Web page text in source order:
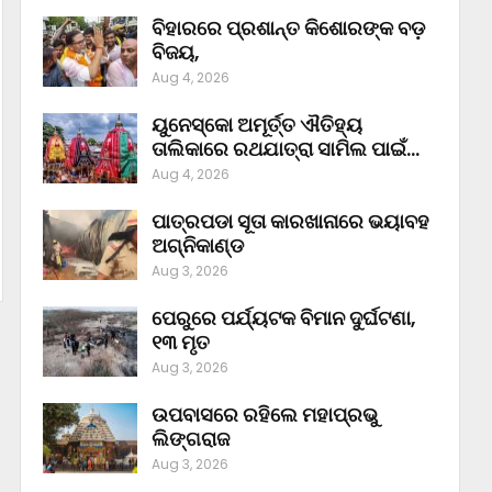
ବିହାରରେ ପ୍ରଶାନ୍ତ କିଶୋରଙ୍କ ବଡ଼
ବିଜୟ,
Aug 4, 2026
ୟୁନେସ୍କୋ ଅମୂର୍ତ୍ତ ଐତିହ୍ୟ
ତାଲିକାରେ ରଥଯାତ୍ରା ସାମିଲ ପାଇଁ…
Aug 4, 2026
ପାତ୍ରପଡା ସୂତା କାରଖାନାରେ ଭୟାବହ
ଅଗ୍ନିକାଣ୍ଡ
Aug 3, 2026
ପେରୁରେ ପର୍ଯ୍ୟଟକ ବିମାନ ଦୁର୍ଘଟଣା,
୧୩ ମୃତ
Aug 3, 2026
ଉପବାସରେ ରହିଲେ ମହାପ୍ରଭୁ
ଲିଙ୍ଗରାଜ
Aug 3, 2026